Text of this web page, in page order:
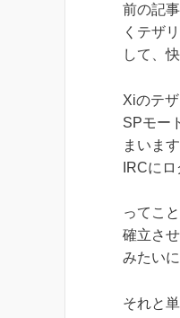
前の記事
くテザ
して、
Xiのテ
SPモー
まいます
IRCに
ってこ
確立さ
みたい
それと